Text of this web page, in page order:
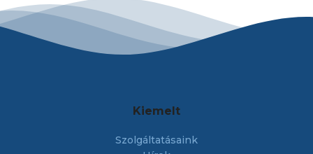
Kiemelt
Szolgáltatásaink